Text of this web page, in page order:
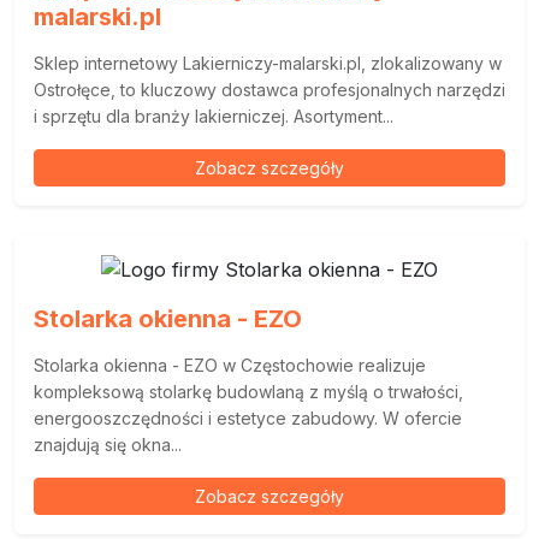
malarski.pl
Sklep internetowy Lakierniczy-malarski.pl, zlokalizowany w
Ostrołęce, to kluczowy dostawca profesjonalnych narzędzi
i sprzętu dla branży lakierniczej. Asortyment...
Zobacz szczegóły
Stolarka okienna - EZO
Stolarka okienna - EZO w Częstochowie realizuje
kompleksową stolarkę budowlaną z myślą o trwałości,
energooszczędności i estetyce zabudowy. W ofercie
znajdują się okna...
Zobacz szczegóły